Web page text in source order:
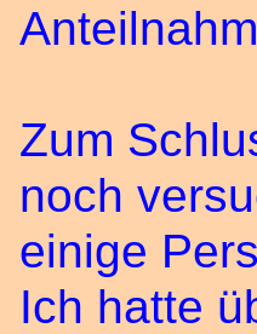
Zum
noch
einige
Ich hatte